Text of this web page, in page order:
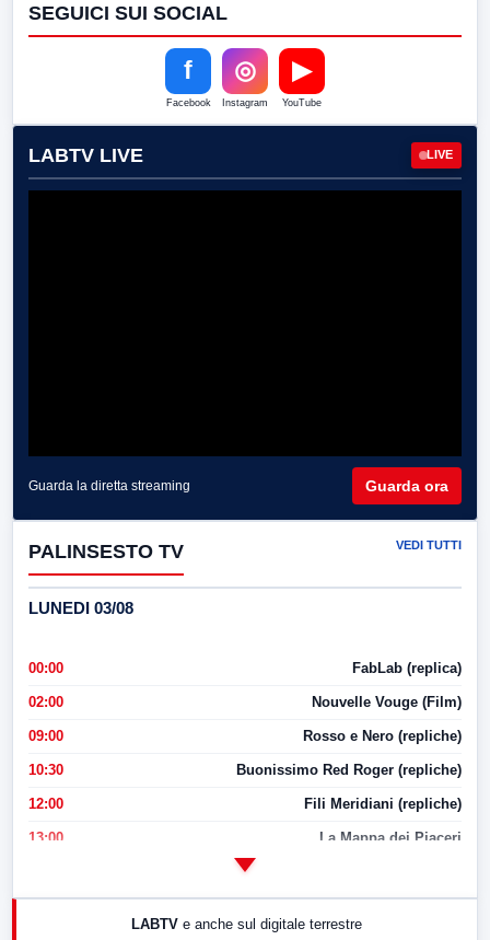
SEGUICI SUI SOCIAL
f
Facebook
◎
Instagram
▶
YouTube
LABTV LIVE LIVE
Guarda la diretta streaming Guarda ora
PALINSESTO TV VEDI TUTTI
LUNEDI 03/08
00:00 FabLab (replica)
02:00 Nouvelle Vouge (Film)
09:00 Rosso e Nero (repliche)
10:30 Buonissimo Red Roger (repliche)
12:00 Fili Meridiani (repliche)
13:00 La Mappa dei Piaceri
17:00 LabNews (replica)
LABTV e anche sul digitale terrestre